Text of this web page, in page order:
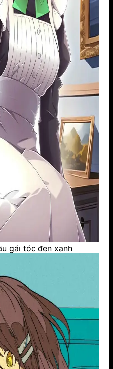
gái tóc đen xanh